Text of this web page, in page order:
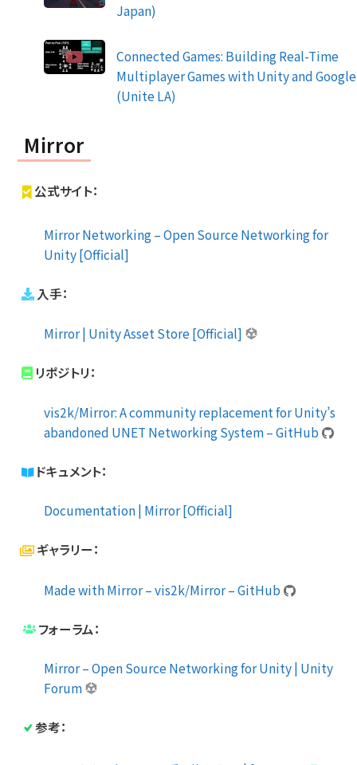
Japan)
Connected Games: Building Real-Time
Multiplayer Games with Unity and Google
(Unite LA)
Mirror
公式サイト：
Mirror Networking – Open Source Networking for
Unity [Official]
入手：
Mirror | Unity Asset Store [Official]
リポジトリ：
vis2k/Mirror: A community replacement for Unity’s
abandoned UNET Networking System – GitHub
ドキュメント：
Documentation | Mirror [Official]
ギャラリー：
Made with Mirror – vis2k/Mirror – GitHub
フォーラム：
Mirror – Open Source Networking for Unity | Unity
Forum
参考：